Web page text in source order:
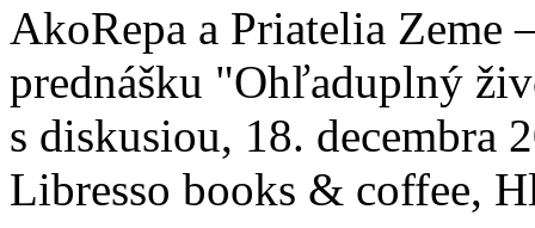
AkoRepa a Priatelia Zeme
prednášku "Ohľaduplný
s diskusiou, 18. decembra
Libresso books & coffee,